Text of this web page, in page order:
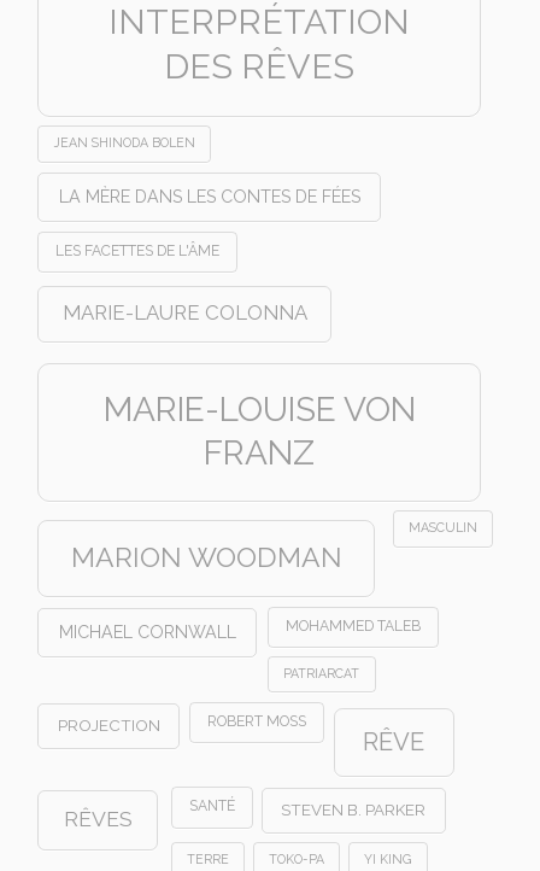
INTERPRÉTATION
DES RÊVES
JEAN SHINODA BOLEN
LA MÈRE DANS LES CONTES DE FÉES
LES FACETTES DE L'ÂME
MARIE-LAURE COLONNA
MARIE-LOUISE VON
FRANZ
MARION WOODMAN
MASCULIN
MICHAEL CORNWALL MOHAMMED TALEB
PATRIARCAT
PROJECTION ROBERT MOSS
RÊVE
RÊVES
SANTÉ STEVEN B. PARKER
TERRE TOKO-PA YI KING